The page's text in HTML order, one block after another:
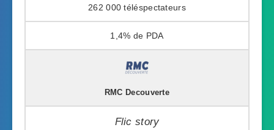
262 000
1,4%
RMC Decouverte
Flic story